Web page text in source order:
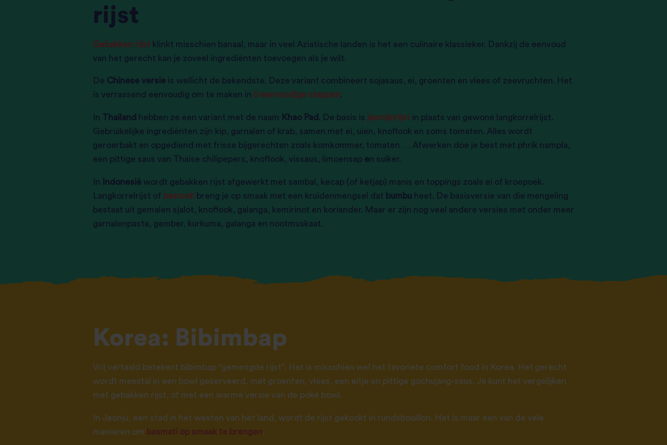
rijst
Gebakken rijst klinkt misschien banaal, maar in veel Aziatische landen is het een culinaire klassieker. Dankzij de eenvoud
van het gerecht kan je zoveel ingrediënten toevoegen als je wilt.
De Chinese versie is wellicht de bekendste. Deze variant combineert sojasaus, ei, groenten en vlees of zeevruchten. Het
is verrassend eenvoudig om te maken in 5 eenvoudige stappen.
In Thailand hebben ze een variant met de naam Khao Pad . De basis is jasmijnrijst in plaats van gewone langkorrelrijst.
Gebruikelijke ingrediënten zijn kip, garnalen of krab, samen met ei, uien, knoflook en soms tomaten. Alles wordt
geroerbakt en opgediend met frisse bijgerechten zoals komkommer, tomaten … Afwerken doe je best met phrik nampla,
een pittige saus van Thaise chilipepers, knoflook, vissaus, limoensap en suiker.
In Indonesië wordt gebakken rijst afgewerkt met sambal, kecap (of ketjap) manis en toppings zoals ei of kroepoek.
Langkorrelrijst of basmati breng je op smaak met een kruidenmengsel dat bumbu heet. De basisversie van die mengeling
bestaat uit gemalen sjalot, knoflook, galanga, kemirinot en koriander. Maar er zijn nog veel andere versies met onder meer
garnalenpasta, gember, kurkuma, galanga en nootmuskaat.
Korea: Bibimbap
Vrij vertaald betekent bibimbap “gemengde rijst”. Het is misschien wel het favoriete comfort food in Korea. Het gerecht
wordt meestal in een bowl geserveerd, met groenten, vlees, een eitje en pittige gochujang-saus. Je kunt het vergelijken
met gebakken rijst, of met een warme versie van de poké bowl.
In Jeonju, een stad in het westen van het land, wordt de rijst gekookt in rundsbouillon. Het is maar een van de vele
manieren om basmati op smaak te brengen.